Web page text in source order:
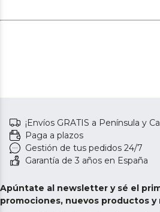
¡Envíos GRATIS a Península y
Paga a plazos
Gestión de tus pedidos 24/7
Garantía de 3 años en España
Apúntate al newsletter y sé el
promociones, nuevos productos y